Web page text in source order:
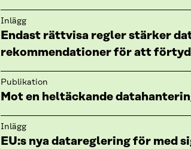
Inlägg
Endast rättvisa regler stärker
rekommendationer för att
Publikation
Mot en heltäckande
Inlägg
EU:s nya datareglering för med